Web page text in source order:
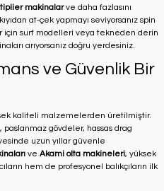
makinalarve daha fazlasını
at-çek yapmayı seviyorsanız spin
için surf modelleri veya tekneden derin
arıyorsanız doğru yerdesiniz.
ve Güvenlik Bir
kaliteli malzemelerden üretilmiştir.
paslanmaz gövdeler, hassas drag
uzun yıllar güvenle
ve Akami olta makineleri, yüksek
hem de profesyonel balıkçıların ilk